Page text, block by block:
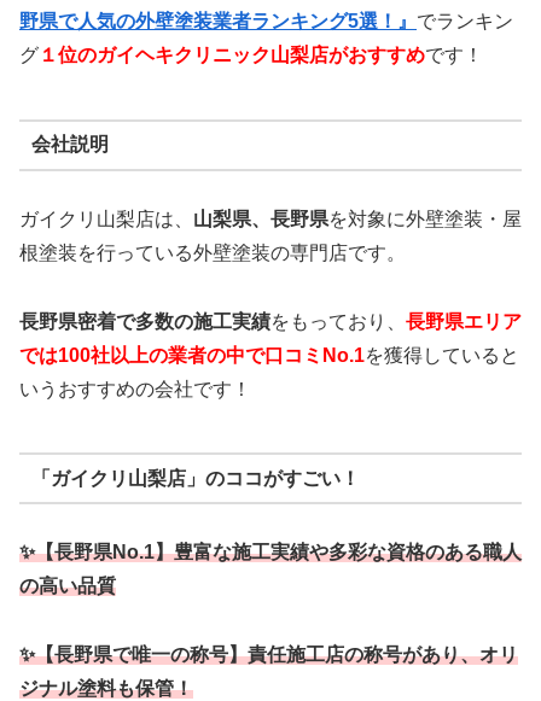
野県で人気の外壁塗装業者ランキング5選！』 でランキン
グ １位のガイヘキクリニック山梨店がおすすめです！
会社説明
ガイクリ山梨店は、 山梨県、長野県を対象に外壁塗装・屋
根塗装を行っている外壁塗装の専門店です。
長野県密着で多数の施工実績をもっており、 長野県エリア
では100社以上の業者の中で口コミNo.1を獲得していると
いうおすすめの会社です！
「ガイクリ山梨店」のココがすごい！
✨【長野県No.1】豊富な施工実績や多彩な資格のある職人
の高い品質
✨【長野県で唯一の称号】責任施工店の称号があり、オリ
ジナル塗料も保管！